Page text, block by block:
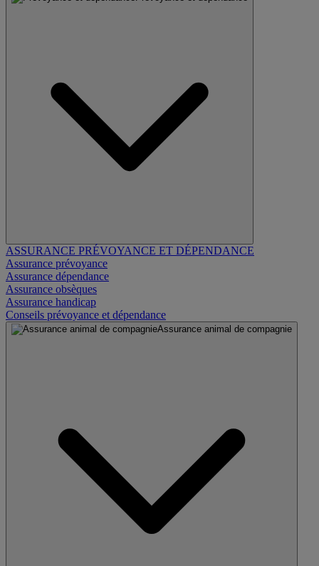
ASSURANCE PRÉVOYANCE ET DÉPENDANCE
Assurance prévoyance
Assurance dépendance
Assurance obsèques
Assurance handicap
Conseils prévoyance et dépendance
Assurance animal de compagnie